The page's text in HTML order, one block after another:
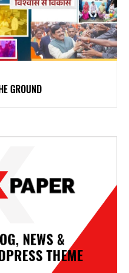
GROUND